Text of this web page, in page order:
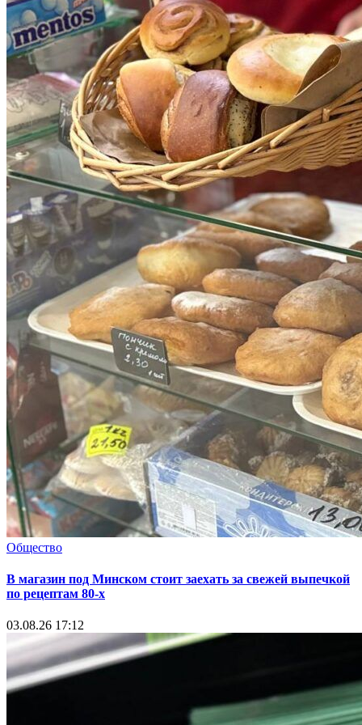
Общество
В магазин под Минском стоит заехать за свежей выпечкой
по рецептам 80-х
03.08.26 17:12